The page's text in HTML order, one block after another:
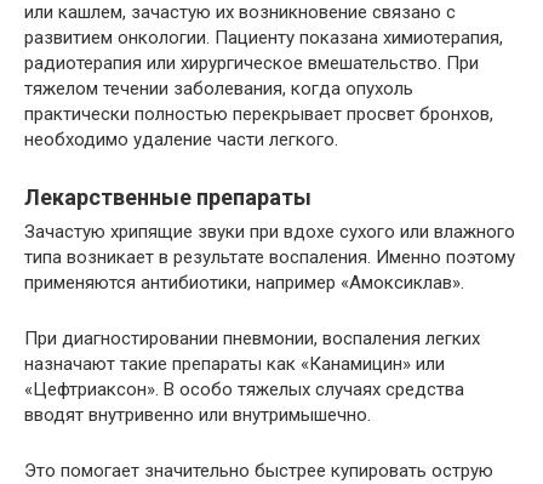
или кашлем, зачастую их возникновение связано с
развитием онкологии. Пациенту показана химиотерапия,
радиотерапия или хирургическое вмешательство. При
тяжелом течении заболевания, когда опухоль
практически полностью перекрывает просвет бронхов,
необходимо удаление части легкого.
Лекарственные препараты
Зачастую хрипящие звуки при вдохе сухого или влажного
типа возникает в результате воспаления. Именно поэтому
применяются антибиотики, например «Амоксиклав».
При диагностировании пневмонии, воспаления легких
назначают такие препараты как «Канамицин» или
«Цефтриаксон». В особо тяжелых случаях средства
вводят внутривенно или внутримышечно.
Это помогает значительно быстрее купировать острую